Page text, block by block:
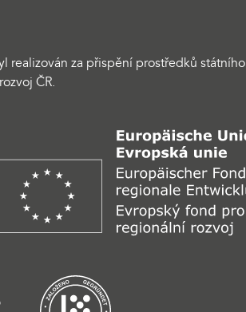
realizován za přispění prostředků státního
ČR.